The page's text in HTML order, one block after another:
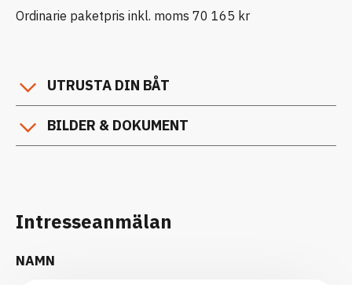
Ordinarie paketpris inkl. moms 70 165 kr
UTRUSTA DIN BÅT
BILDER & DOKUMENT
Intresseanmälan
NAMN